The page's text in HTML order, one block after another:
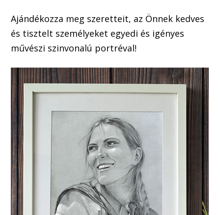
Ajándékozza meg szeretteit, az Önnek kedves
és tisztelt személyeket egyedi és igényes
művészi szinvonalú portréval!